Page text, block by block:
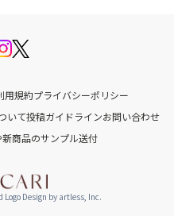
用規約プライバシーポリシー
いて投稿ガイドラインお問い合わせ
商品のサンプル送付
Design by artless, Inc.